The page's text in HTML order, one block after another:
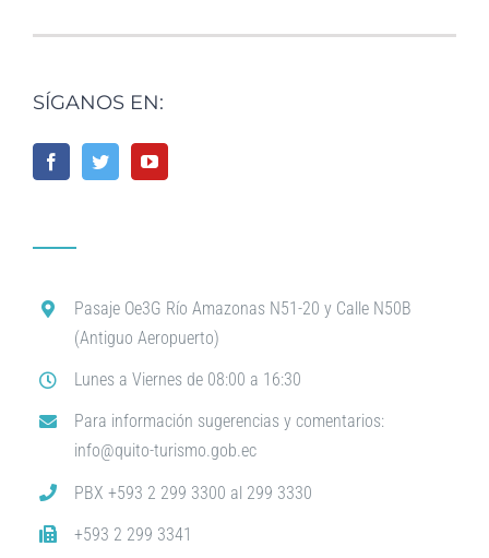
SÍGANOS EN:
Pasaje Oe3G Río Amazonas N51-20 y Calle N50B
(Antiguo Aeropuerto)
Lunes a Viernes de 08:00 a 16:30
Para información sugerencias y comentarios:
info@quito-turismo.gob.ec
PBX +593 2 299 3300 al 299 3330
+593 2 299 3341